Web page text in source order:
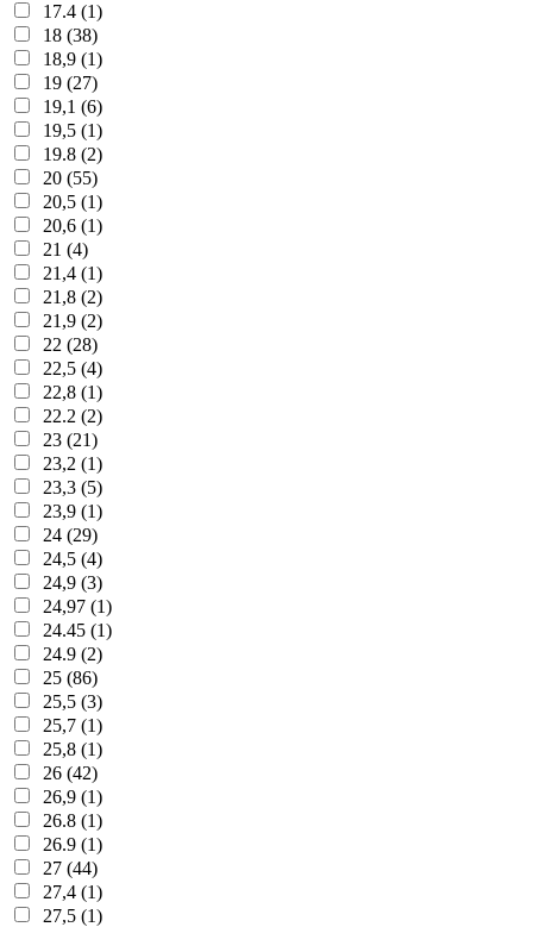
17.4 (1)
18 (38)
18,9 (1)
19 (27)
19,1 (6)
19,5 (1)
19.8 (2)
20 (55)
20,5 (1)
20,6 (1)
21 (4)
21,4 (1)
21,8 (2)
21,9 (2)
22 (28)
22,5 (4)
22,8 (1)
22.2 (2)
23 (21)
23,2 (1)
23,3 (5)
23,9 (1)
24 (29)
24,5 (4)
24,9 (3)
24,97 (1)
24.45 (1)
24.9 (2)
25 (86)
25,5 (3)
25,7 (1)
25,8 (1)
26 (42)
26,9 (1)
26.8 (1)
26.9 (1)
27 (44)
27,4 (1)
27,5 (1)